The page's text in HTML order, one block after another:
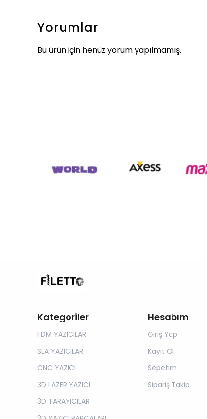
Yorumlar
Bu ürün için henüz yorum yapılmamış.
Kategoriler
FDM YAZICILAR
SLA YAZICILAR
CNC YAZICI
3D LAZER YAZICI
3D TARAYICILAR
Hesabım
Giriş Yap
Kayıt Ol
Sepetim
Sipariş Takip